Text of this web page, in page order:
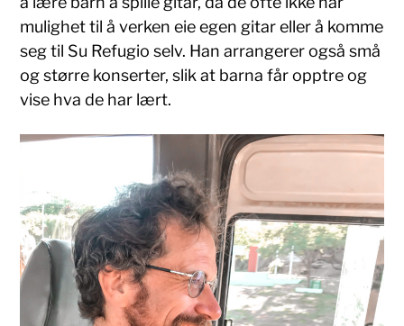
mulighet til å verken eie egen gitar eller å komme
seg til Su Refugio selv. Han arrangerer også små
og større konserter, slik at barna får opptre og
vise hva de har lært.